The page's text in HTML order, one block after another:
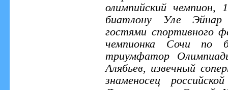
олимпийский чемпион,
биатлону Уле Эйнар
гостями спортивного
чемпионка Сочи по
триумфатор
Алябьев, извечный
знаменосец